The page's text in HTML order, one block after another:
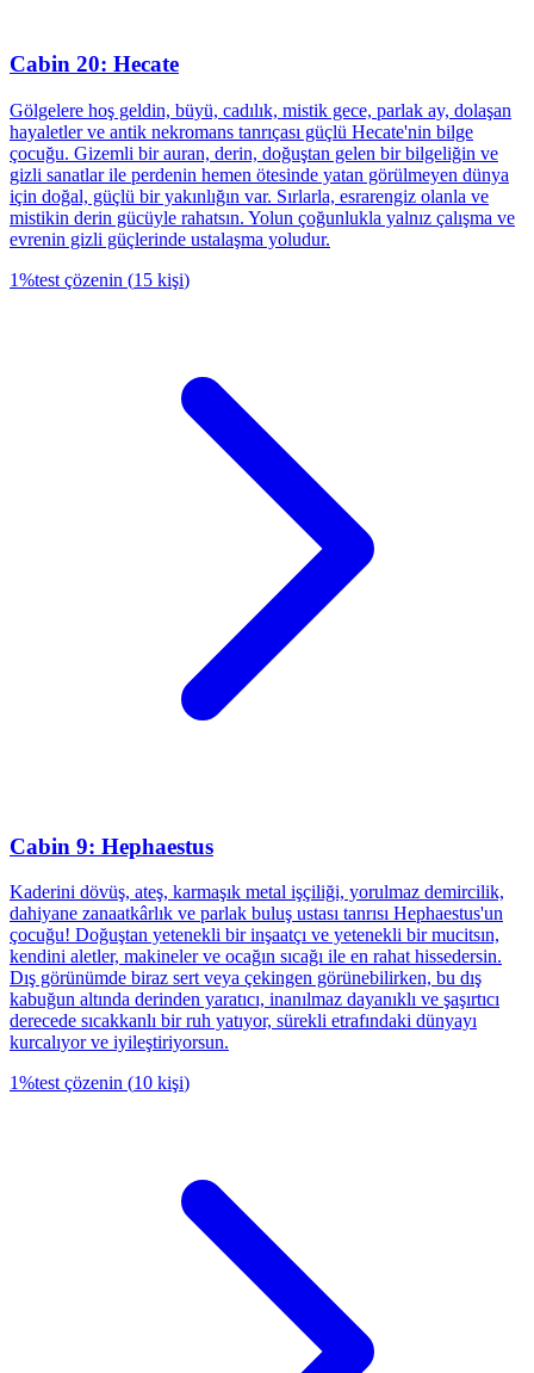
Cabin 20: Hecate
Gölgelere hoş geldin, büyü, cadılık, mistik gece, parlak ay, dolaşan
hayaletler ve antik nekromans tanrıçası güçlü Hecate'nin bilge
çocuğu. Gizemli bir auran, derin, doğuştan gelen bir bilgeliğin ve
gizli sanatlar ile perdenin hemen ötesinde yatan görülmeyen dünya
için doğal, güçlü bir yakınlığın var. Sırlarla, esrarengiz olanla ve
mistikin derin gücüyle rahatsın. Yolun çoğunlukla yalnız çalışma ve
evrenin gizli güçlerinde ustalaşma yoludur.
1%test çözenin (15 kişi)
Cabin 9: Hephaestus
Kaderini dövüş, ateş, karmaşık metal işçiliği, yorulmaz demircilik,
dahiyane zanaatkârlık ve parlak buluş ustası tanrısı Hephaestus'un
çocuğu! Doğuştan yetenekli bir inşaatçı ve yetenekli bir mucitsın,
kendini aletler, makineler ve ocağın sıcağı ile en rahat hissedersin.
Dış görünümde biraz sert veya çekingen görünebilirken, bu dış
kabuğun altında derinden yaratıcı, inanılmaz dayanıklı ve şaşırtıcı
derecede sıcakkanlı bir ruh yatıyor, sürekli etrafındaki dünyayı
kurcalıyor ve iyileştiriyorsun.
1%test çözenin (10 kişi)